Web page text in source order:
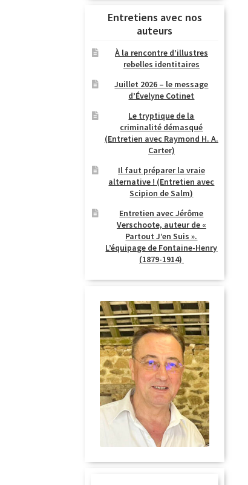
Entretiens avec nos
auteurs
À la rencontre d’illustres
rebelles identitaires
Juillet 2026 – le message
d’Évelyne Cotinet
Le tryptique de la
criminalité démasqué
(Entretien avec Raymond H. A.
Carter)
Il faut préparer la vraie
alternative ! (Entretien avec
Scipion de Salm)
Entretien avec Jérôme
Verschoote, auteur de «
Partout J’en Suis ».
L’équipage de Fontaine-Henry
(1879-1914)